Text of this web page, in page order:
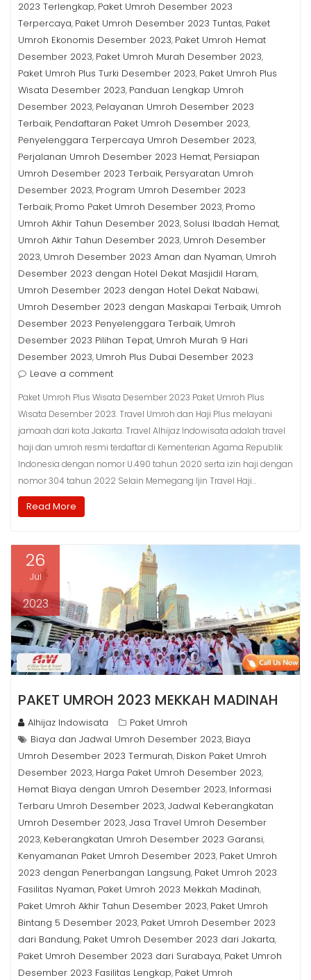
2023 Terlengkap, Paket Umroh Desember 2023
Terpercaya, Paket Umroh Desember 2023 Tuntas, Paket
Umroh Ekonomis Desember 2023, Paket Umroh Hemat
Desember 2023, Paket Umroh Murah Desember 2023,
Paket Umroh Plus Turki Desember 2023, Paket Umroh Plus
Wisata Desember 2023, Panduan Lengkap Umroh
Desember 2023, Pelayanan Umroh Desember 2023
Terbaik, Pendaftaran Paket Umroh Desember 2023,
Penyelenggara Terpercaya Umroh Desember 2023,
Perjalanan Umroh Desember 2023 Hemat, Persiapan
Umroh Desember 2023 Terbaik, Persyaratan Umroh
Desember 2023, Program Umroh Desember 2023
Terbaik, Promo Paket Umroh Desember 2023, Promo
Umroh Akhir Tahun Desember 2023, Solusi Ibadah Hemat,
Umroh Akhir Tahun Desember 2023, Umroh Desember
2023, Umroh Desember 2023 Aman dan Nyaman, Umroh
Desember 2023 dengan Hotel Dekat Masjidil Haram,
Umroh Desember 2023 dengan Hotel Dekat Nabawi,
Umroh Desember 2023 dengan Maskapai Terbaik, Umroh
Desember 2023 Penyelenggara Terbaik, Umroh
Desember 2023 Pilihan Tepat, Umroh Murah 9 Hari
Desember 2023, Umroh Plus Dubai Desember 2023
Leave a comment
Paket Umroh Plus Wisata Desember 2023 Paket Umroh Plus
Wisata Desember 2023. Travel Umroh dan Haji Plus melayani
jamaah dari kota Jakarta. Travel Alhijaz Indowisata adalah travel
haji dan umroh resmi terdaftar di Kementerian Agama Republik
Indonesia dengan nomor U.490 tahun 2020 serta izin haji dengan
nomor 304 tahun 2022 Selain Memegang Ijin Travel Haji…
Read More
26
Jul
2023
PAKET UMROH 2023 MEKKAH MADINAH
Alhijaz Indowisata
Paket Umroh
Biaya dan Jadwal Umroh Desember 2023, Biaya
Umroh Desember 2023 Termurah, Diskon Paket Umroh
Desember 2023, Harga Paket Umroh Desember 2023,
Hemat Biaya dengan Umroh Desember 2023, Informasi
Terbaru Umroh Desember 2023,Jadwal Keberangkatan
Umroh Desember 2023,Jasa Travel Umroh Desember
2023, Keberangkatan Umroh Desember 2023 Garansi,
Kenyamanan Paket Umroh Desember 2023, Paket Umroh
2023 dengan Penerbangan Langsung, Paket Umroh 2023
Fasilitas Nyaman, Paket Umroh 2023 Mekkah Madinah,
Paket Umroh Akhir Tahun Desember 2023, Paket Umroh
Bintang 5 Desember 2023, Paket Umroh Desember 2023
dari Bandung, Paket Umroh Desember 2023 dari Jakarta,
Paket Umroh Desember 2023 dari Surabaya, Paket Umroh
Desember 2023 Fasilitas Lengkap, Paket Umroh